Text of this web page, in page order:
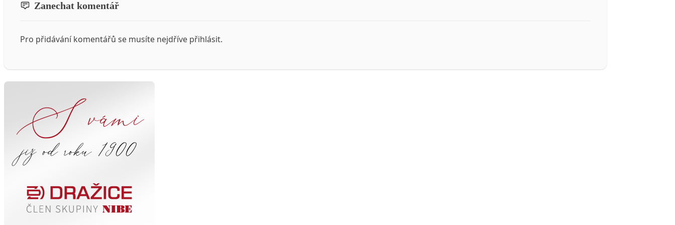
Zanechat komentář
Pro přidávání komentářů se musíte nejdříve přihlásit.